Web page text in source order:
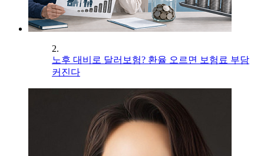
2.
노후 대비로 달러보험? 환율 오르면 보험료 부담
커진다